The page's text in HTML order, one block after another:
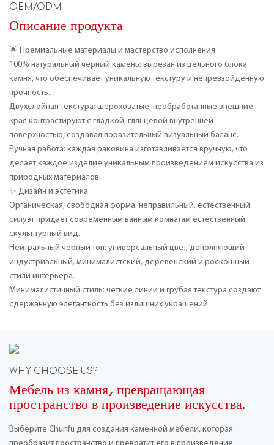
OEM/ODM
Описание продукта
🌟 Премиальные материалы и мастерство исполнения
100% натуральный черный камень: вырезан из цельного блока
камня, что обеспечивает уникальную текстуру и непревзойденную
прочность.
Двухслойная текстура: шероховатые, необработанные внешние
края контрастируют с гладкой, глянцевой внутренней
поверхностью, создавая поразительный визуальный баланс.
Ручная работа: каждая раковина изготавливается вручную, что
делает каждое изделие уникальным произведением искусства из
природных материалов.
✨ Дизайн и эстетика
Органическая, свободная форма: неправильный, естественный
силуэт придает современным ванным комнатам естественный,
скульптурный вид.
Нейтральный черный тон: универсальный цвет, дополняющий
индустриальный, минималистский, деревенский и роскошный
стили интерьера.
Минималистичный стиль: четкие линии и грубая текстура создают
сдержанную элегантность без излишних украшений.
WHY CHOOSE US?
Мебель из камня, превращающая
пространство в произведение искусства.
Выберите Chunfu для создания каменной мебели, которая